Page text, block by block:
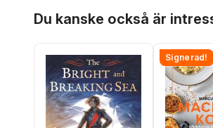
Du kanske också är
Signerad!